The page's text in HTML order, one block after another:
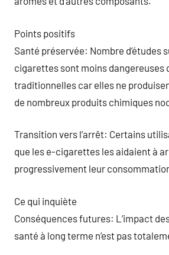
Points positifs
Santé préservée: Nombre d’études
cigarettes sont moins dangereuses
traditionnelles car elles ne
de nombreux produits chimiques
Transition vers l’arrêt: Certains
que les e-cigarettes les aidaient à
progressivement leur
Ce qui inquiète
Conséquences futures: L’impact
santé à long terme n’est pas